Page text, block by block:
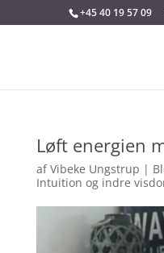
+45 40 19 57 09
Løft energien
afVibeke Ungstrup |
Intuition og indre